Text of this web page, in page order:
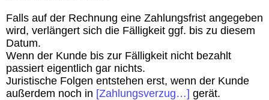
Falls auf der Rechnung eine Zahlungsfrist angegeben
wird, verlängert sich die Fälligkeit ggf. bis zu diesem
Datum.
Wenn der Kunde bis zur Fälligkeit nicht bezahlt
passiert eigentlich gar nichts.
Juristische Folgen entstehen erst, wenn der Kunde
außerdem noch in [Zahlungsverzug…] gerät.